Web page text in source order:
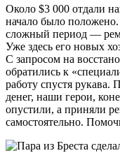
Около $3 000 отдали
начало было
сложный период —
Уже здесь его новых
С запросом на
обратились к
работу спустя
денег, наши герои,
опустили, а приняли
самостоятельно.